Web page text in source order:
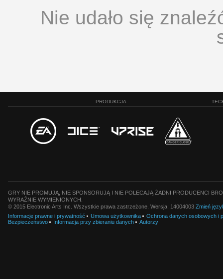
Nie udało się
PRODUKCJA
GRY NIE PROMUJĄ, NIE SPONSORUJĄ I NIE POLECAJĄ ŻADNI PRODUCENCI
WYRAŹNIE WYMIENIONYCH.
© 2015 Electronic Arts Inc. Wszystkie prawa zastrzeżone. Wersja: 14004003 Zmień
Informacje prawne i prywatność
Umowa użytkownika
Ochrona danych osobowych i
Bezpieczeństwo
Informacja przy zbieraniu danych Autorzy